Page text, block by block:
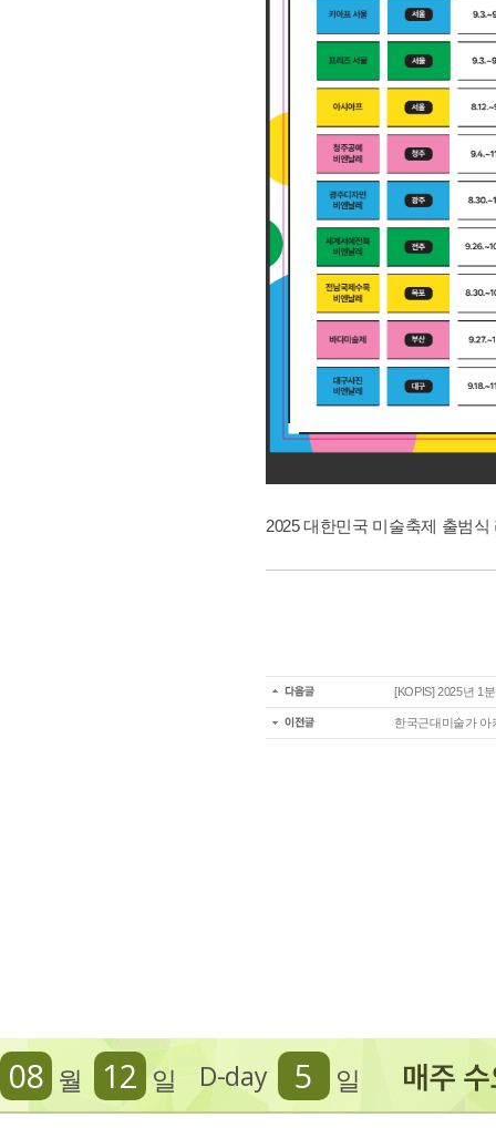
2025 대한민국 미술축제 출범
[KOPIS] 2025년 1
한국근대미술가 아
D-day 5 일
08 월 12 일